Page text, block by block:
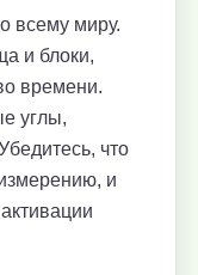
всему миру.
и блоки,
времени.
углы,
что
и